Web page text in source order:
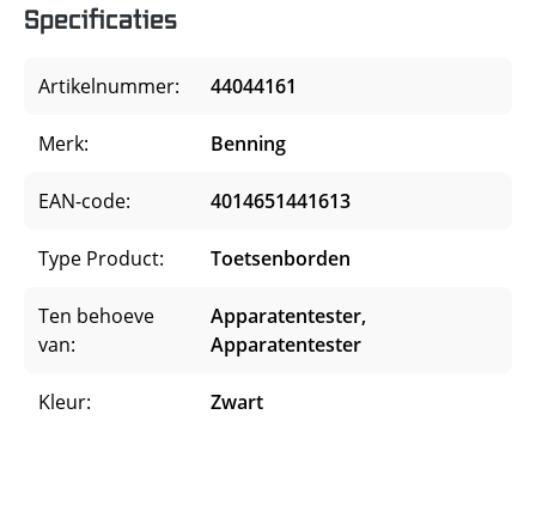
Specificaties
Artikelnummer: 44044161
Merk: Benning
EAN-code: 4014651441613
Type Product: Toetsenborden
Ten behoeve
van:
Apparatentester,
Apparatentester
Kleur: Zwart